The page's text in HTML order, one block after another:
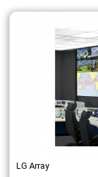
LG Array